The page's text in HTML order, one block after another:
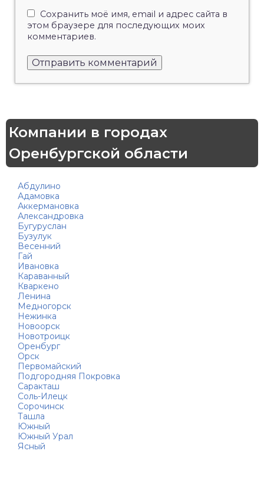
Сохранить моё имя, email и адрес сайта в
этом браузере для последующих моих
комментариев.
Компании в городах
Оренбургской области
Абдулино
Адамовка
Аккермановка
Александровка
Бугуруслан
Бузулук
Весенний
Гай
Ивановка
Караванный
Кваркено
Ленина
Медногорск
Нежинка
Новоорск
Новотроицк
Оренбург
Орск
Первомайский
Подгородняя Покровка
Саракташ
Соль-Илецк
Сорочинск
Ташла
Южный
Южный Урал
Ясный